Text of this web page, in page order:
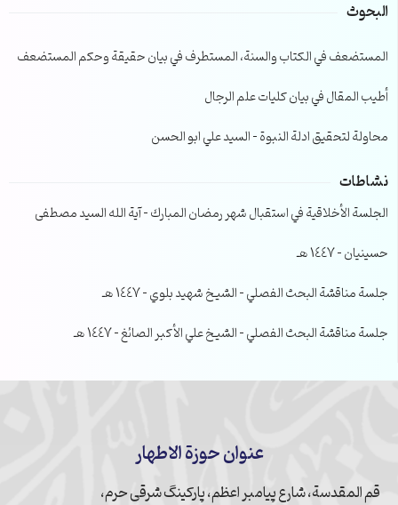
البحوث
المستضعف في الكتاب والسنة، المستطرف في بيان حقيقة وحكم المستضعف
أطيب المقال في بيان كليات علم الرجال
محاولة لتحقيق ادلة النبوة – السيد علي ابو الحسن
نشاطات
الجلسة الأخلاقية في استقبال شهر رمضان المبارك – آية الله السيد مصطفى
حسينيان – 1447 هـ
جلسة مناقشة البحث الفصلي – الشيخ شهيد بلوي – 1447 هـ
جلسة مناقشة البحث الفصلي – الشيخ علي الأكبر الصائغ – 1447 هـ
عنوان حوزة الاطهار
قم المقدسة، شارع پیامبر اعظم، پارکینگ شرقی حرم،